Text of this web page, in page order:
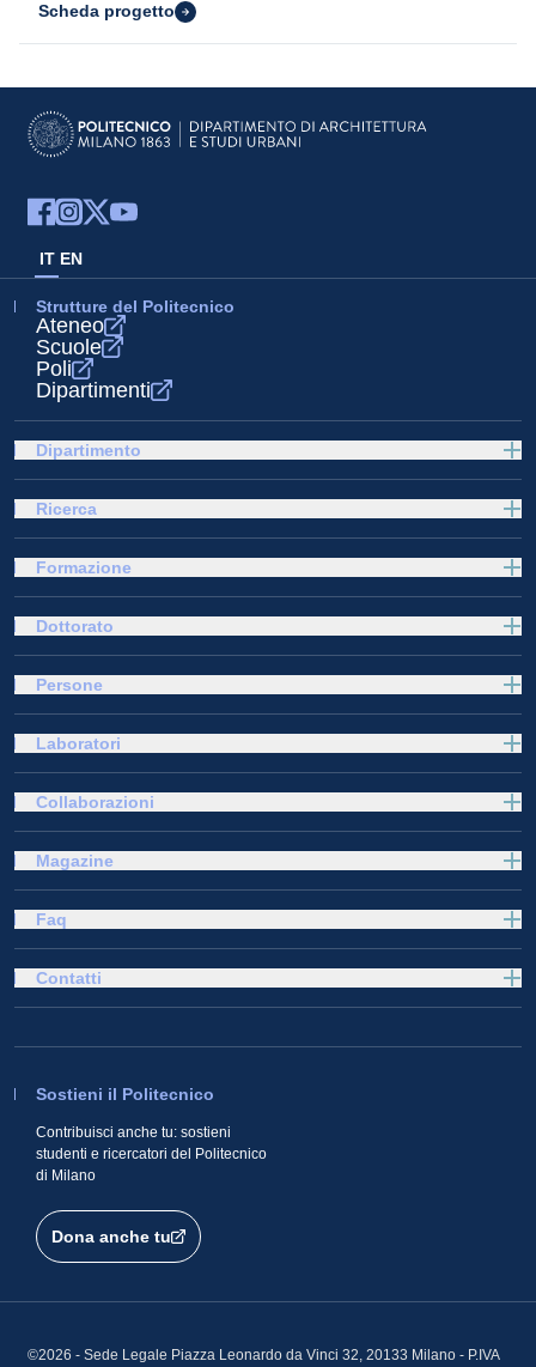
Scheda progetto
IT EN
Strutture del Politecnico
Ateneo
Scuole
Poli
Dipartimenti
Dipartimento
Ricerca
Formazione
Dottorato
Persone
Laboratori
Collaborazioni
Magazine
Faq
Sostieni il Politecnico
Contribuisci anche tu: sostieni
studenti e ricercatori del Politecnico
di Milano
Dona anche tu
Contatti
©2026 - Sede Legale Piazza Leonardo da Vinci 32, 20133 Milano - P.IVA